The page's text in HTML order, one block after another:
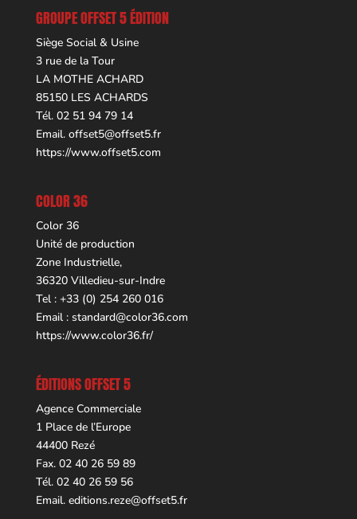
GROUPE OFFSET 5 ÉDITION
Siège Social & Usine
3 rue de la Tour
LA MOTHE ACHARD
85150 LES ACHARDS
Tél. 02 51 94 79 14
Email. offset5@offset5.fr
https://www.offset5.com
COLOR 36
Color 36
Unité de production
Zone Industrielle,
36320 Villedieu-sur-Indre
Tel : +33 (0) 254 260 016
Email : standard@color36.com
https://www.color36.fr/
ÉDITIONS OFFSET 5
Agence Commerciale
1 Place de l’Europe
44400 Rezé
Fax. 02 40 26 59 89
Tél. 02 40 26 59 56
Email. editions.reze@offset5.fr